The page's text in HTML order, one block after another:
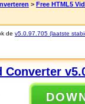
> Free HTML5
de v5.0.97.705 (laatste
Converter